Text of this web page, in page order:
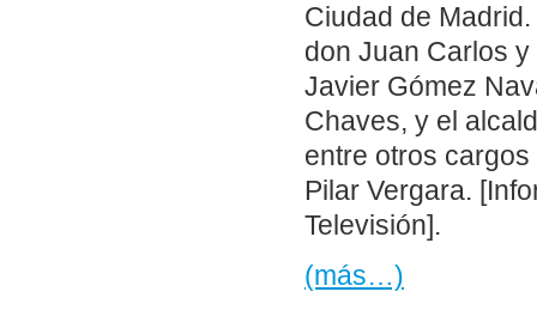
Ciudad de
don Juan Carlos
Javier Gómez
Chaves, y el
entre otros
Pilar Vergara.
Televisión].
(más…)